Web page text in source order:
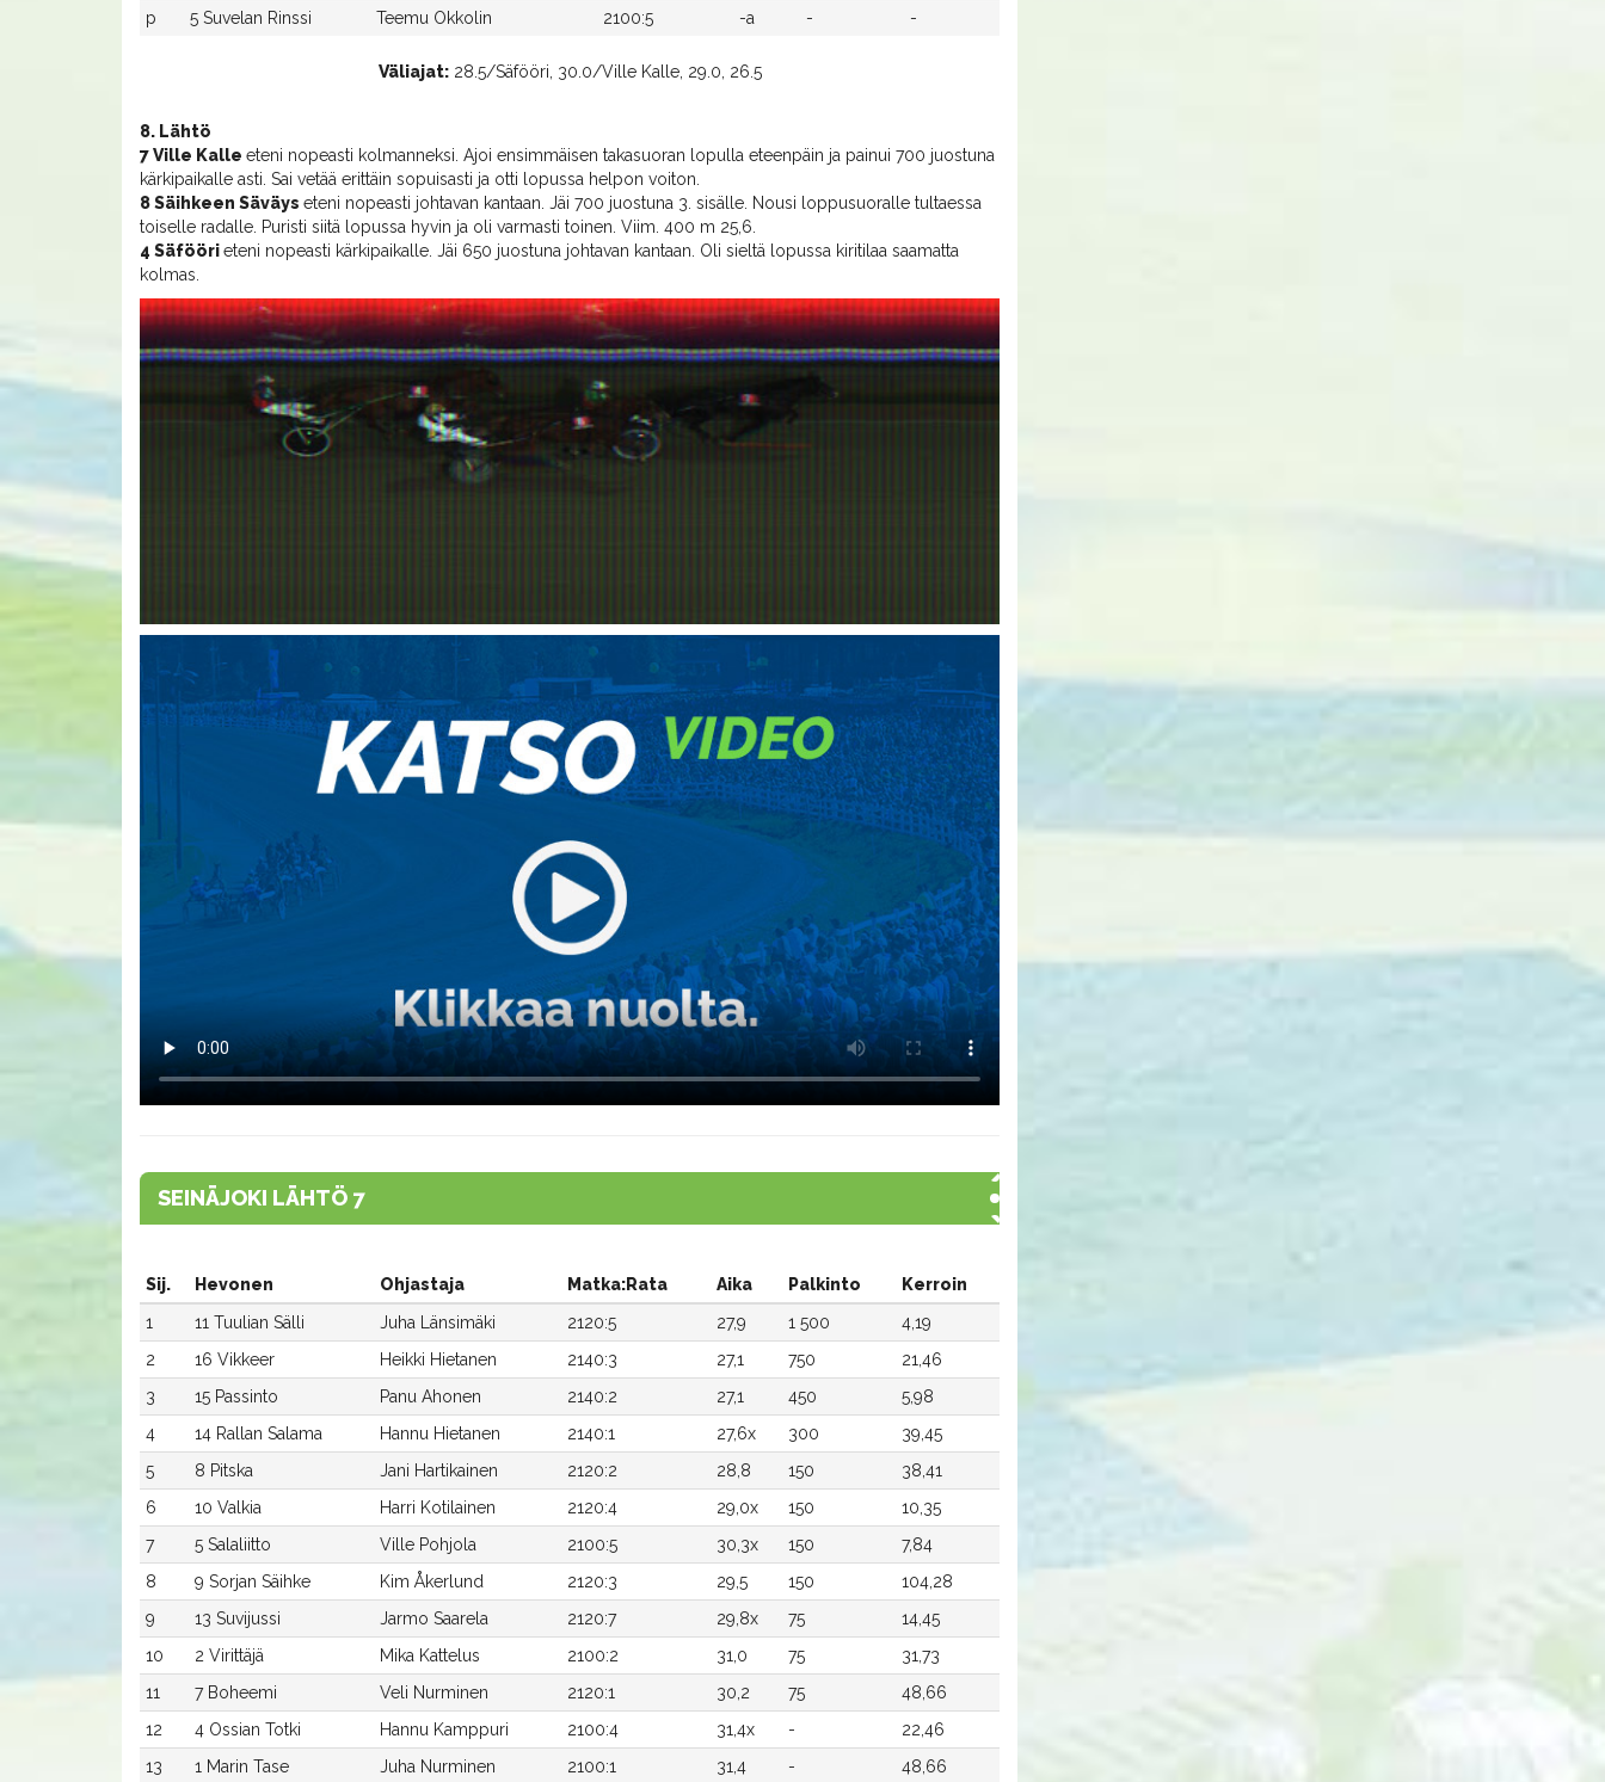
p
5 Suvelan Rinssi Teemu Okkolin 2100:5 -a - -
Väliajat:28.5/Säfööri, 30.0/Ville Kalle, 29.0, 26.5
8. Lähtö
7 Ville Kalle eteni nopeasti kolmanneksi. Ajoi ensimmäisen takasuoran lopulla eteenpäin ja painui 700 juostuna
kärkipaikalle asti. Sai vetää erittäin sopuisasti ja otti lopussa helpon voiton.
8 Säihkeen Säväys eteni nopeasti johtavan kantaan. Jäi 700 juostuna 3. sisälle. Nousi loppusuoralle tultaessa
toiselle radalle. Puristi siitä lopussa hyvin ja oli varmasti toinen. Viim. 400 m 25,6.
4 Säföörieteni nopeasti kärkipaikalle. Jäi 650 juostuna johtavan kantaan. Oli sieltä lopussa kiritilaa saamatta
kolmas.
SEINÄJOKI LÄHTÖ 7
Sij. Hevonen Ohjastaja Matka:Rata Aika Palkinto
Kerroin
1
11 Tuulian Sälli Juha Länsimäki 2120:5 27,9 1 500
4,19
2
16 Vikkeer Heikki Hietanen 2140:3 27,1 750
21,46
3
15 Passinto Panu Ahonen 2140:2 27,1 450
5,98
4
14 Rallan Salama Hannu Hietanen 2140:1 27,6x 300
39,45
5
8 Pitska Jani Hartikainen 2120:2 28,8 150
38,41
6
10 Valkia Harri Kotilainen 2120:4 29,0x 150
10,35
7
5 Salaliitto Ville Pohjola 2100:5 30,3x 150
7,84
8
9 Sorjan Säihke Kim Åkerlund 2120:3 29,5 150
104,28
9
13 Suvijussi Jarmo Saarela 2120:7 29,8x 75
14,45
10
2 Virittäjä Mika Kattelus 2100:2 31,0 75
31,73
11
7 Boheemi Veli Nurminen 2120:1 30,2 75
48,66
12
4 Ossian Totki Hannu Kamppuri 2100:4 31,4x -
22,46
13
1 Marin Tase Juha Nurminen 2100:1 31,4 - 48,66